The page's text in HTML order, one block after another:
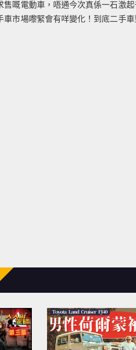
嘅電動車，唔通今次真係一石激
市場嚟緊會有咩變化！到底二手